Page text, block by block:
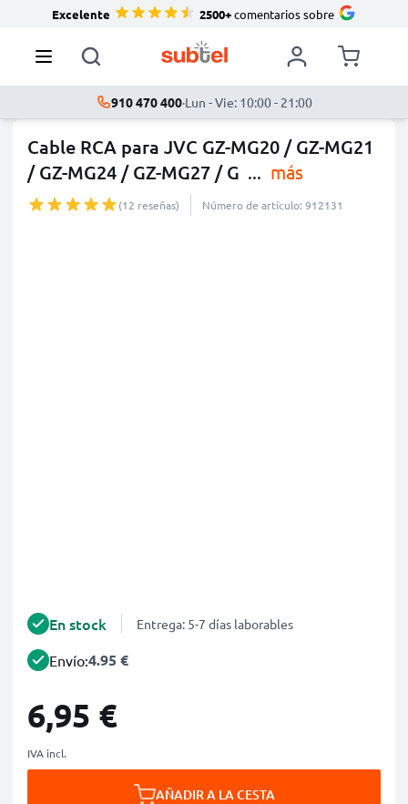
Excelente 2500+comentarios sobre
910 470 400·Lun - Vie: 10:00 - 21:00
Cable RCA para JVC GZ-MG20 / GZ-MG21
/ GZ-MG24 / GZ-MG27 / G ... más
(12 reseñas) Número de artículo: 912131
En stock Entrega: 5-7 días laborables
Envío:4.95 €
6,95 €
IVA incl.
AÑADIR A LA CESTA